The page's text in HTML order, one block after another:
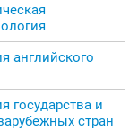
английского
государства и
стран